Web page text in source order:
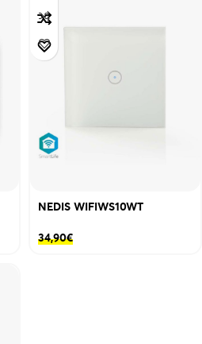
NEDIS WIFIWS10WT
34,90€